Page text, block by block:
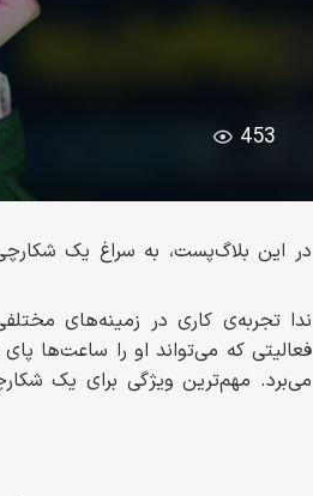
453
در این بلاگ‌پست، به سراغ یک
فعالیتی که می‌تواند او را ساعت‌ها
می‌برد. مهم‌ترین ویژگی برای یک